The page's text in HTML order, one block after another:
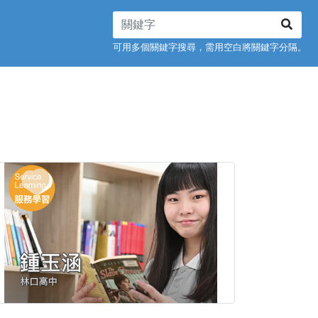
可用多個關鍵字搜尋，需用空白將關鍵字分隔。